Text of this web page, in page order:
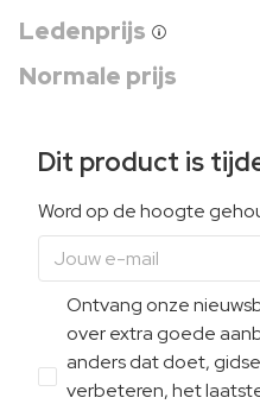
Ledenprijs
Normale prijs
Dit product is
Word op de hoogte
Ontvang onze
over extra goede
anders dat doet,
verbeteren, het